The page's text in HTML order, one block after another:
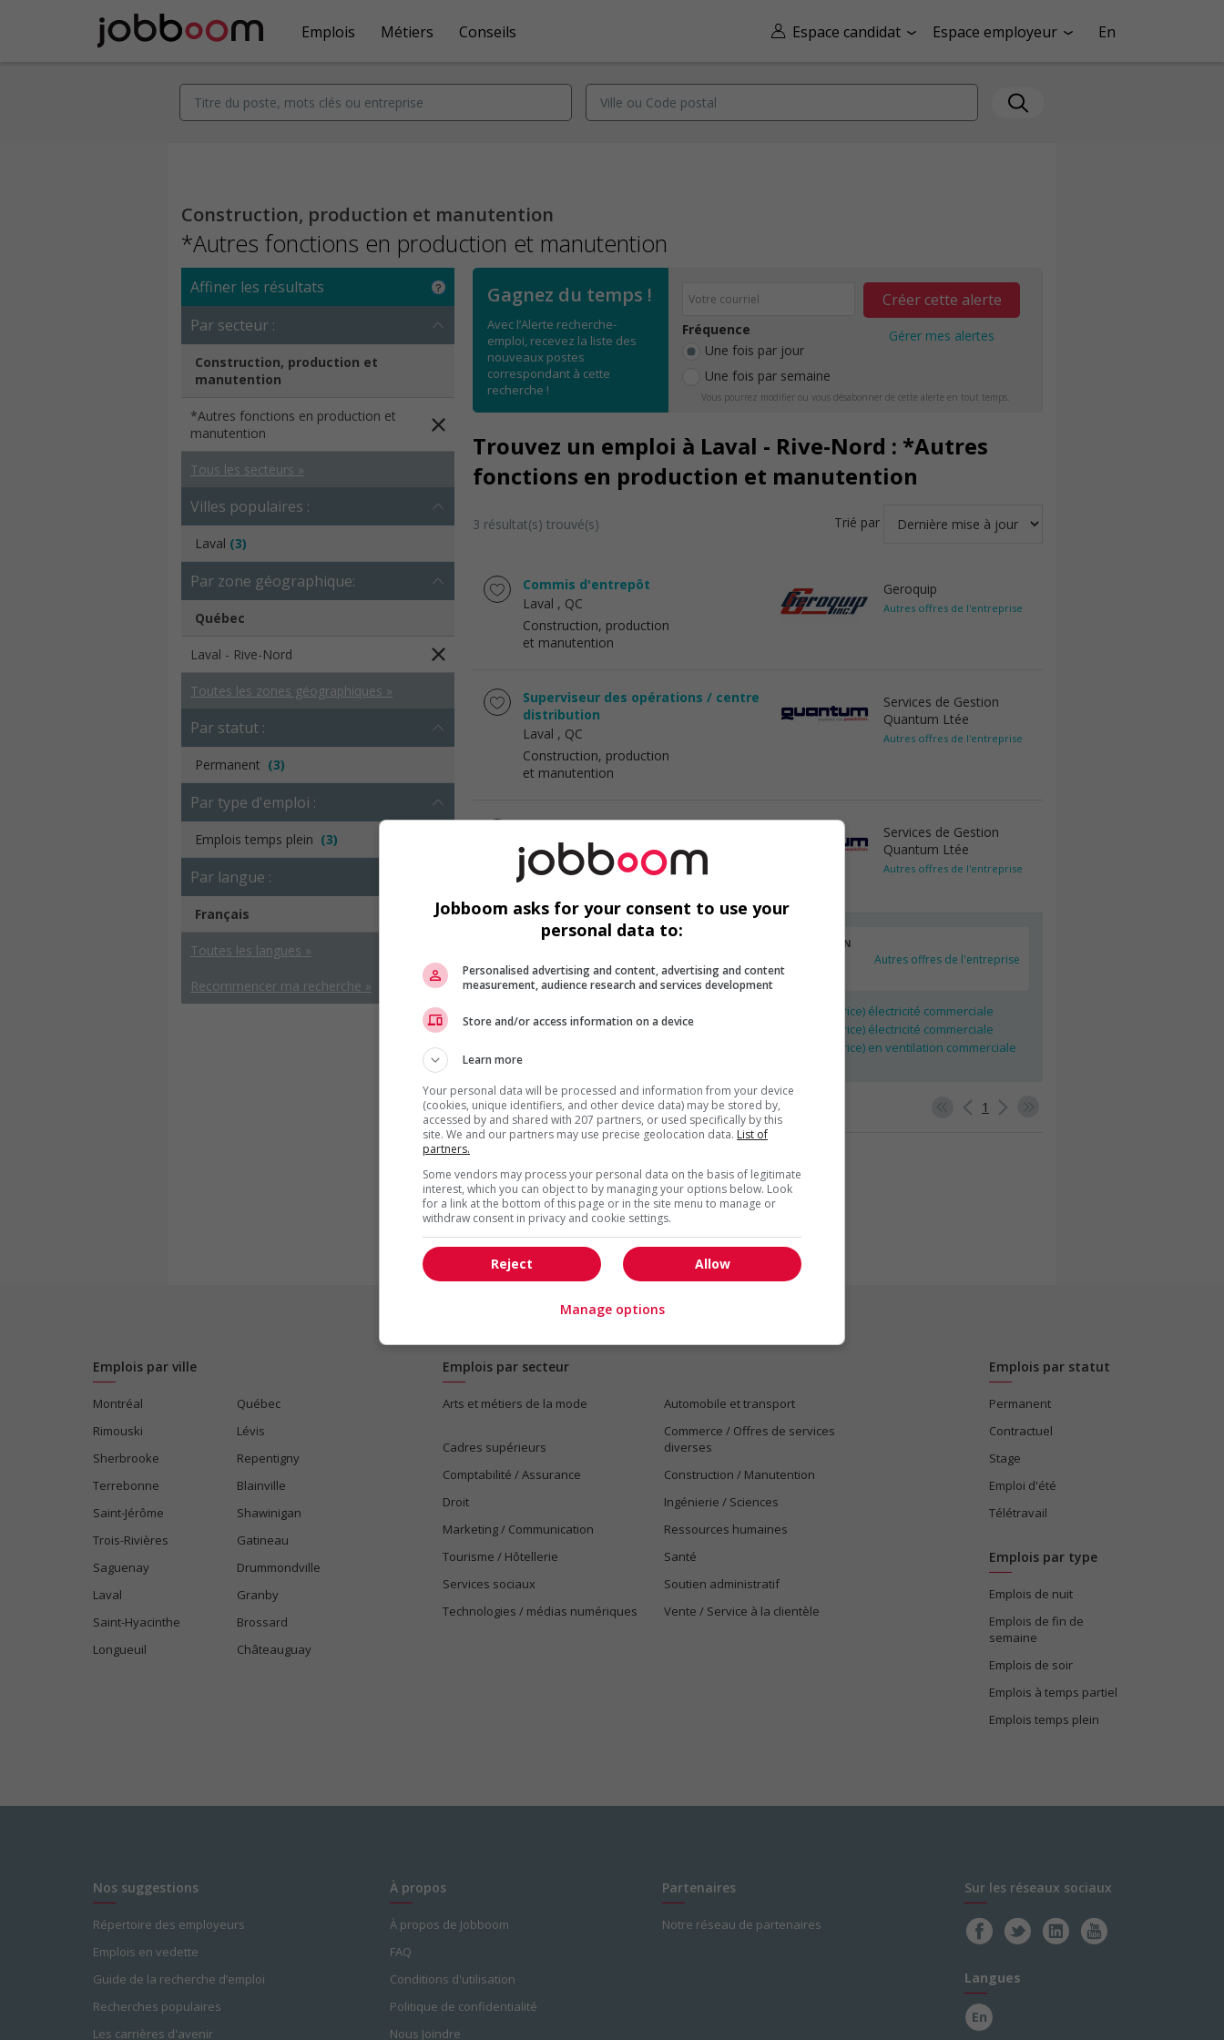
Espace candidat Espace employeur En
Emplois Métiers Conseils
Construction, production et manutention
*Autres fonctions en production et manutention
Affiner les résultats
Par secteur :
Construction, production et
manutention
*Autres fonctions en production et
manutention
Tous les secteurs »
Villes populaires :
Laval (3)
Par zone géographique:
Québec
Laval - Rive-Nord
Toutes les zones géographiques »
Par statut :
Permanent (3)
Par type d'emploi :
Emplois temps plein (3)
Par langue :
Français
Toutes les langues »
Recommencer ma recherche »
Gagnez du temps !
Avec l’Alerte recherche-
emploi, recevez la liste des
nouveaux postes
correspondant à cette
recherche !
Fréquence
Une fois par jour
Une fois par semaine
Créer cette alerte
Gérer mes alertes
Vous pourrez modifier ou vous désabonner de cette alerte en tout temps.
Trouvez un emploi à Laval - Rive-Nord : *Autres
fonctions en production et manutention
3 résultat(s) trouvé(s) Trié par
Commis d'entrepôt
Laval , QC
Construction, production
et manutention
Geroquip
Autres offres de l'entreprise
Superviseur des opérations / centre
distribution
Laval , QC
Construction, production
et manutention
Services de Gestion
Quantum Ltée
Autres offres de l'entreprise
Laval , QC
Construction, production
Services de Gestion
Quantum Ltée
Autres offres de l'entreprise
CONSTRUCTION, PRODUCTION ET MANUTENTION
Lambert Somec Québec, Québec
Autres offres de l'entreprise
Dessinateur(trice) en mécanique du bâtiment
Estimateur(trice) électricité commerciale
Estimateur(trice) électricité commerciale
Estimateur(trice) en ventilation commerciale
1 - 3 de 3 résultats 1
Emplois par ville
Montréal
Québec
Rimouski
Lévis
Sherbrooke
Repentigny
Terrebonne
Blainville
Saint-Jérôme
Shawinigan
Trois-Rivières
Gatineau
Saguenay
Drummondville
Laval
Granby
Saint-Hyacinthe
Brossard
Longueuil
Châteauguay
Emplois par secteur
Arts et métiers de la mode Automobile et transport
Cadres supérieurs
Commerce / Offres de services
diverses
Comptabilité / Assurance
Construction / Manutention
Droit
Ingénierie / Sciences
Marketing / Communication
Ressources humaines
Tourisme / Hôtellerie
Santé
Services sociaux
Soutien administratif
Technologies / médias numériques
Vente / Service à la clientèle
Emplois par statut
Permanent
Contractuel
Stage
Emploi d'été
Télétravail
Emplois par type
Emplois de nuit
Emplois de fin de
semaine
Emplois de soir
Emplois à temps partiel
Emplois temps plein
Nos suggestions
Répertoire des employeurs
Emplois en vedette
Guide de la recherche d’emploi
Recherches populaires
Les carrières d'avenir
À propos
À propos de Jobboom
FAQ
Conditions d'utilisation
Politique de confidentialité
Nous Joindre
Partenaires
Notre réseau de partenaires
Sur les réseaux sociaux
Langues
En
Jobboom asks for your consent to use your
personal data to:
Personalised advertising and content, advertising and content
measurement, audience research and services development
Store and/or access information on a device
Learn more
Your personal data will be processed and information from your device
(cookies, unique identifiers, and other device data) may be stored by,
accessed by and shared with 207 partners, or used specifically by this
site. We and our partners may use precise geolocation data. List of
partners.
Some vendors may process your personal data on the basis of legitimate
interest, which you can object to by managing your options below. Look
for a link at the bottom of this page or in the site menu to manage or
withdraw consent in privacy and cookie settings.
Allow
Reject
Manage options